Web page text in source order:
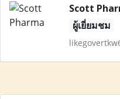
Scott
ผู้เยี่ยมชม